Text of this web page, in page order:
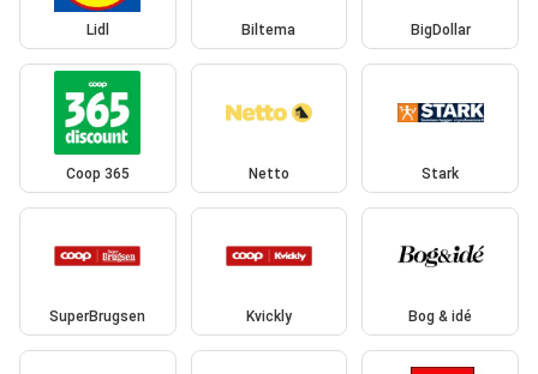
Lidl Biltema BigDollar
Coop 365 Netto Stark
SuperBrugsen Kvickly Bog & idé